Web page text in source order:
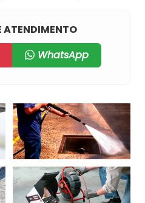
ATENDIMENTO
WhatsApp